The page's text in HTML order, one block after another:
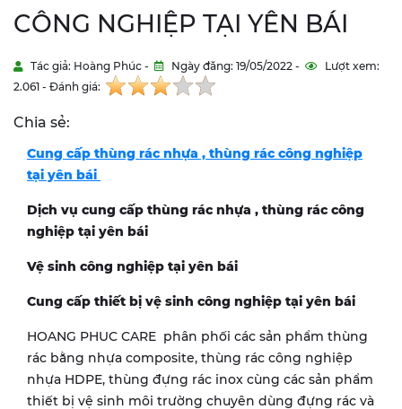
CÔNG NGHIỆP TẠI YÊN BÁI
Tác giả: Hoàng Phúc - Ngày đăng: 19/05/2022 -
Lượt xem:
2.061 - Đánh giá:
Chia sẻ:
Cung cấp thùng rác nhựa , thùng rác công nghiệp
tại yên bái
Dịch vụ cung cấp thùng rác nhựa , thùng rác công
nghiệp tại yên bái
Vệ sinh công nghiệp tại yên bái
Cung cấp thiết bị vệ sinh công nghiệp tại yên bái
HOANG PHUC CARE phân phối các sản phẩm thùng
rác bằng nhựa composite, thùng rác công nghiệp
nhựa HDPE, thùng đựng rác inox cùng các sản phẩm
thiết bị vệ sinh môi trường chuyên dùng đựng rác và